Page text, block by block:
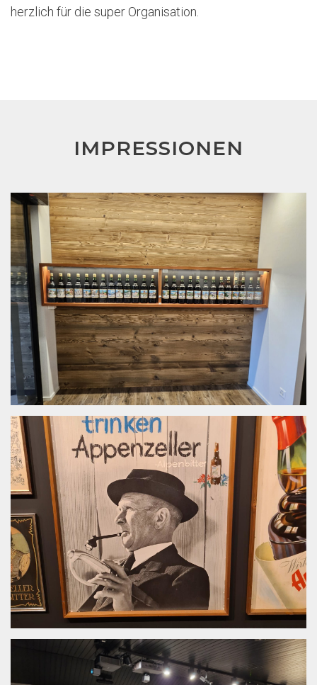
herzlich für die super Organisation.
IMPRESSIONEN